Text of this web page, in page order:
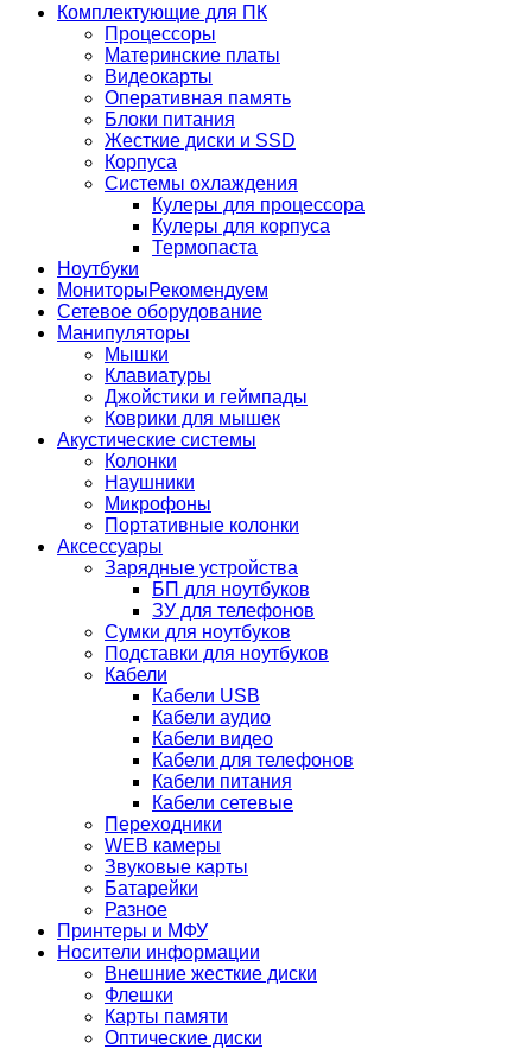
Комплектующие для ПК
Процессоры
Материнские платы
Видеокарты
Оперативная память
Блоки питания
Жесткие диски и SSD
Корпуса
Системы охлаждения
Кулеры для процессора
Кулеры для корпуса
Термопаста
Ноутбуки
МониторыРекомендуем
Сетевое оборудование
Манипуляторы
Мышки
Клавиатуры
Джойстики и геймпады
Коврики для мышек
Акустические системы
Колонки
Наушники
Микрофоны
Портативные колонки
Аксессуары
Зарядные устройства
БП для ноутбуков
ЗУ для телефонов
Сумки для ноутбуков
Подставки для ноутбуков
Кабели
Кабели USB
Кабели аудио
Кабели видео
Кабели для телефонов
Кабели питания
Кабели сетевые
Переходники
WEB камеры
Звуковые карты
Батарейки
Разное
Принтеры и МФУ
Носители информации
Внешние жесткие диски
Флешки
Карты памяти
Оптические диски